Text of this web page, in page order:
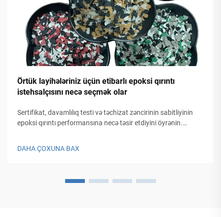
Örtük layihələriniz üçün etibarlı epoksi qırıntı
istehsalçısını necə seçmək olar
Sertifikat, davamlılıq testi və təchizat zəncirinin sabitliyinin
epoksi qırıntı performansına necə təsir etdiyini öyrənin.
əldə edin.
DAHA ÇOXUNA BAX